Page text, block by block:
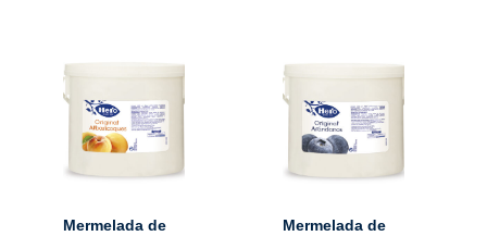
Mermelada de
Mermelada de